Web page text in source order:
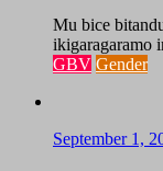
Mu bice
ikigaragaramo
GBV Gender
September 1,